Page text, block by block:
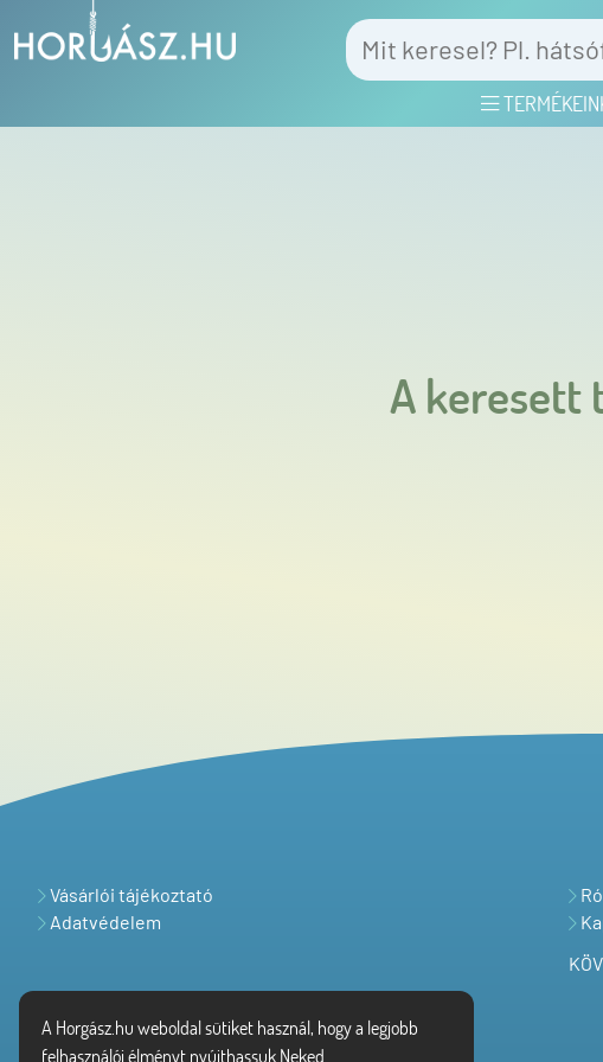
A Horgász.hu weboldal sütiket használ, hogy a legjobb
felhasználói élményt nyújthassuk Neked.
A keresett
Vásárlói tájékoztató
Adatvédelem